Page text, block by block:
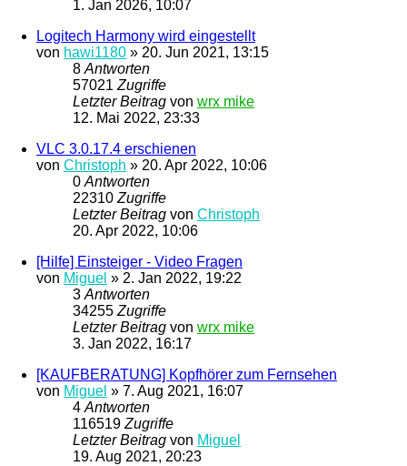
1. Jan 2026, 10:07
Logitech Harmony wird eingestellt
von hawi1180 » 20. Jun 2021, 13:15
8Antworten
57021Zugriffe
Letzter Beitrag von wrx mike
12. Mai 2022, 23:33
VLC 3.0.17.4 erschienen
von Christoph » 20. Apr 2022, 10:06
0Antworten
22310Zugriffe
Letzter Beitrag von Christoph
20. Apr 2022, 10:06
[Hilfe] Einsteiger - Video Fragen
von Miguel » 2. Jan 2022, 19:22
3Antworten
34255Zugriffe
Letzter Beitrag von wrx mike
3. Jan 2022, 16:17
[KAUFBERATUNG] Kopfhörer zum Fernsehen
von Miguel » 7. Aug 2021, 16:07
4Antworten
116519Zugriffe
Letzter Beitrag von Miguel
19. Aug 2021, 20:23